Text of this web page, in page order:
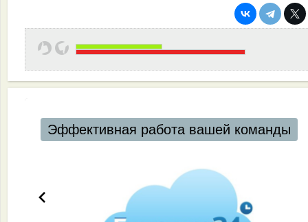
Эффективная работа вашей команды